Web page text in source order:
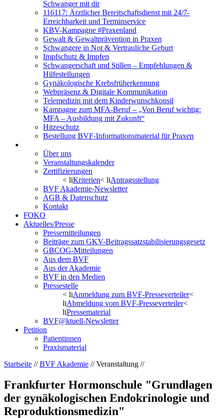
Schwanger mit dir
116117: Ärztlicher Bereitschaftsdienst mit 24/7-
Erreichbarkeit und Terminservice
KBV-Kampagne #Praxenland
Gewalt & Gewaltprävention in Praxen
Schwangere in Not & Vertrauliche Geburt
Impfschutz & Impfen
Schwangerschaft und Stillen – Empfehlungen &
Hilfestellungen
Gynäkologische Krebsfrüherkennung
Webpräsenz & Digitale Kommunikation
Telemedizin mit dem Kinderwunschkonsil
Kampagne zum MFA-Beruf – „Von Beruf wichtig:
MFA – Ausbildung mit Zukunft“
Hitzeschutz
Bestellung BVF-Informationsmaterial für Praxen
Über uns
Veranstaltungskalender
Zertifizierungen
< liKriterien< liAntragsstellung
BVF Akademie-Newsletter
AGB & Datenschutz
Kontakt
FOKO
Aktuelles/Presse
Pressemitteilungen
Beiträge zum GKV-Beitragssatzstabilisierungsgesetz
GBCOG-Mitteilungen
Aus dem BVF
Aus der Akademie
BVF in den Medien
Pressestelle
< liAnmeldung zum BVF-Presseverteiler<
liAbmeldung vom BVF-Presseverteiler<
liPressematerial
BVF@ktuell-Newsletter
Petition
Patientinnen
Praxismaterial
Startseite //BVF Akademie // Veranstaltung //
Frankfurter Hormonschule "Grundlagen
der gynäkologischen Endokrinologie und
Reproduktionsmedizin"